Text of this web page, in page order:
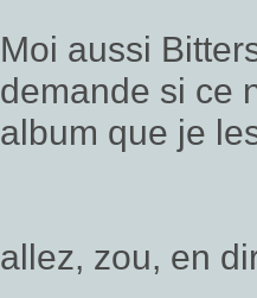
Moi aussi
demande si ce
album que je
allez, zou, en